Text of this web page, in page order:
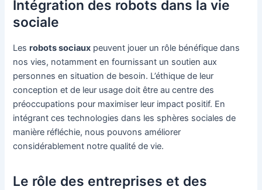
Intégration des robots dans la vie
sociale
Lesrobots sociaux peuvent jouer un rôle bénéfique dans
nos vies, notamment en fournissant un soutien aux
personnes en situation de besoin. L’éthique de leur
conception et de leur usage doit être au centre des
préoccupations pour maximiser leur impact positif. En
intégrant ces technologies dans les sphères sociales de
manière réfléchie, nous pouvons améliorer
considérablement notre qualité de vie.
Le rôle des entreprises et des